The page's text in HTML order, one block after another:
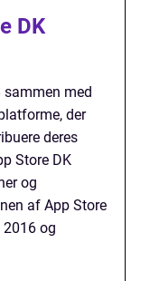
DK
sammen med
der
deres
Store DK
og
af App Store
2016 og